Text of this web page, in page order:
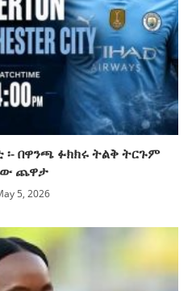
በዋንጫ ፉክክሩ ትልቅ ትርጉም
ጨዋታ
5, 2026